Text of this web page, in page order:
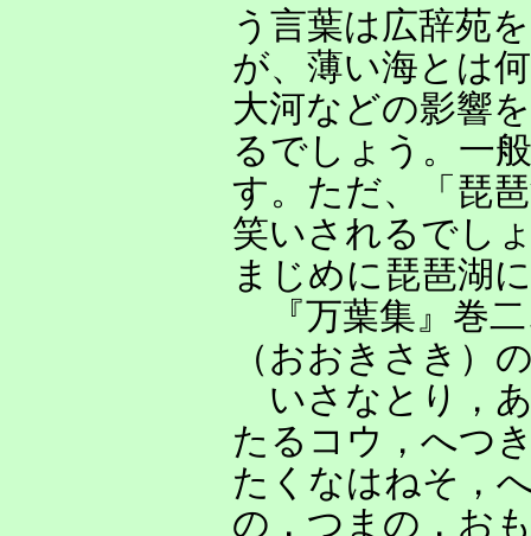
う言葉は広辞苑
が、薄い海とは
大河などの影響
るでしょう。一
す。ただ、「琵
笑いされるでし
まじめに琵琶湖
『万葉集』巻
（おおきさき）
いさなとり，
たるコウ，へつ
たくなはねそ，
の，つまの，お